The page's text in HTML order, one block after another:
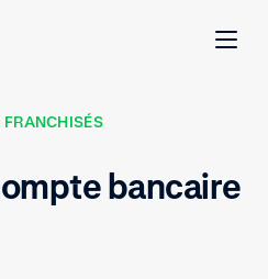
FRANCHISÉS
bancaire